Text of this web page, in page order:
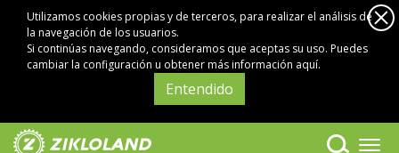
Utilizamos cookies propias y de terceros, para realizar el análisis de
la navegación de los usuarios.
Si continúas navegando, consideramos que aceptas su uso. Puedes
cambiar la configuración u obtenermás información aquí.
Entendido